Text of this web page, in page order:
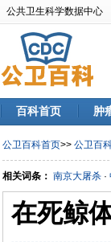
公共卫生科学数据中心
百科首页 肿
公卫百科首页>> 公卫百
相关词条： 南京大屠杀 ·
在死鲸